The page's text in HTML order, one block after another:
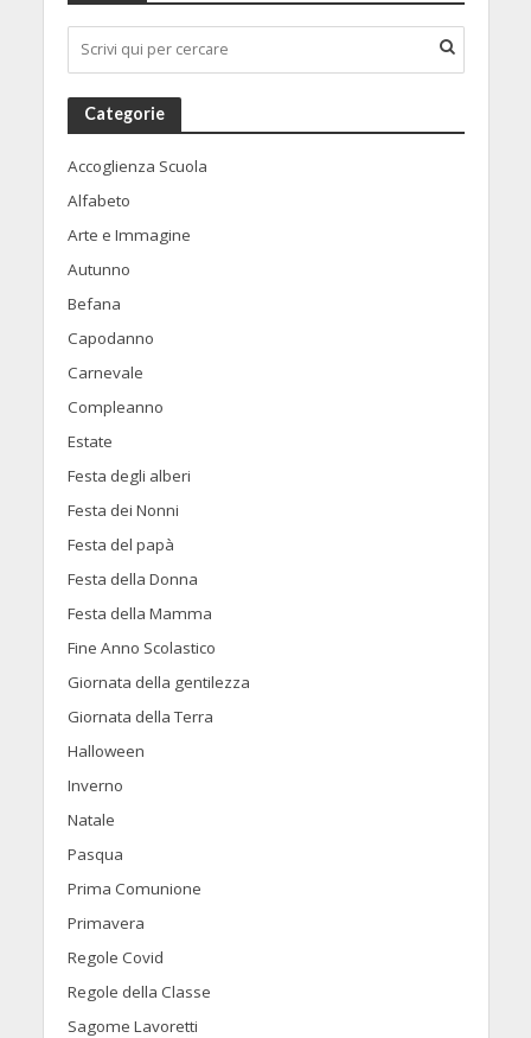
Categorie
Accoglienza Scuola
Alfabeto
Arte e Immagine
Autunno
Befana
Capodanno
Carnevale
Compleanno
Estate
Festa degli alberi
Festa dei Nonni
Festa del papà
Festa della Donna
Festa della Mamma
Fine Anno Scolastico
Giornata della gentilezza
Giornata della Terra
Halloween
Inverno
Natale
Pasqua
Prima Comunione
Primavera
Regole Covid
Regole della Classe
Sagome Lavoretti